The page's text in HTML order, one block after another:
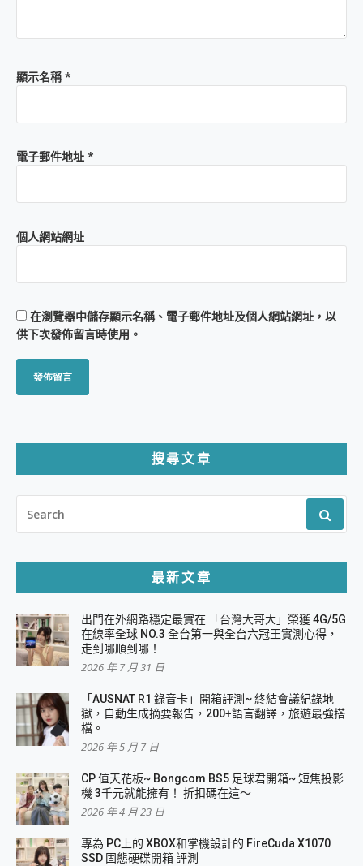
顯示名稱*
電子郵件地址 *
個人網站網址
在瀏覽器中儲存顯示名稱、電子郵件地址及個人網站網址，以
供下次發佈留言時使用。
搜尋文章
FOR:
最新文章
出門在外網路穩定最實在 「台灣大哥大」榮獲 4G/5G
在線率全球 NO.3 全台第一與全台六冠王實測心得，
走到哪順到哪！
2026 年 7 月 31 日
「AUSNAT R1 錄音卡」開箱評測~ 終結會議紀錄地
獄，自動生成摘要報告，200+語言翻譯，旅遊最強搭
檔。
2026 年 5 月 7 日
CP 值天花板~ Bongcom BS5 足球君開箱~ 短焦投影
機 3千元就能擁有！ 折扣碼在這～
2026 年 4 月 23 日
專為 PC上的 XBOX和掌機設計的 FireCuda X1070
SSD 固態硬碟開箱 評測